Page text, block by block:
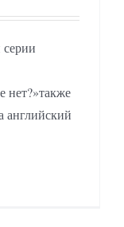
нет?»также
английский